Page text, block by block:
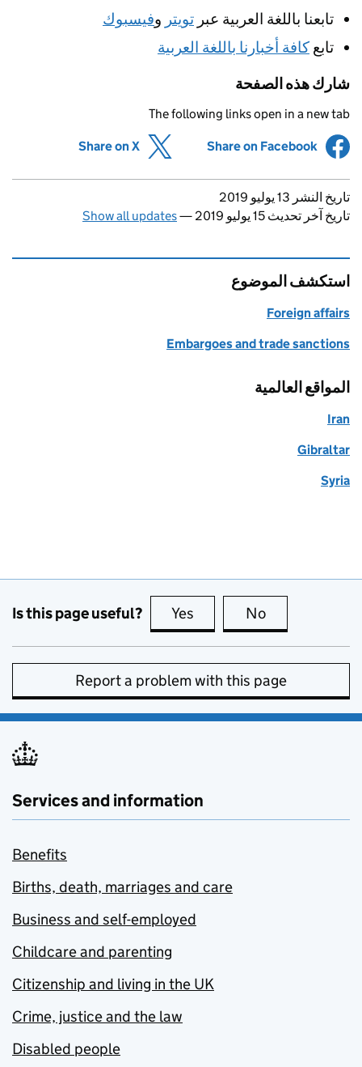
تابعنا باللغة العربية عبر تويتر وفيسبوك
تابع كافة أخبارنا باللغة العربية
شارك هذه الصفحة
The following links open in a new tab
Share on Facebook
Share on X
Updates to this page
تاريخ النشر 13 يوليو 2019
تاريخ آخر تحديث 15 يوليو 2019
—
Show all updates
استكشف الموضوع
Foreign affairs
Embargoes and trade sanctions
المواقع العالمية
Iran
Gibraltar
Syria
Is this page useful? Yes this page is useful
No
Report a problem with this page
Services and information
Benefits
Births, death, marriages and care
Business and self-employed
Childcare and parenting
Citizenship and living in the UK
Crime, justice and the law
Disabled people